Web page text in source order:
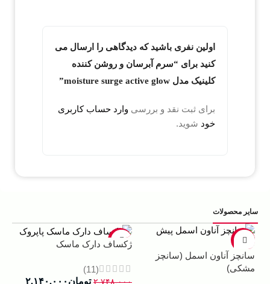
اولین نفری باشید که دیدگاهی را ارسال می
کنید برای “سرم آبرسان و روشن کننده
کلینیک مدل moisture surge active glow”
برای ثبت نقد و بررسی وارد حساب کاربری
خود شوید.
سایر محصولات
-13%
سانچز آناون اسمل (سانچز
مشکی)
-22%
ژکساف دارک ماسک
(11)
۲.۷۴۸.۰۰۰ تومان ۲.۱۴۰.۰۰۰